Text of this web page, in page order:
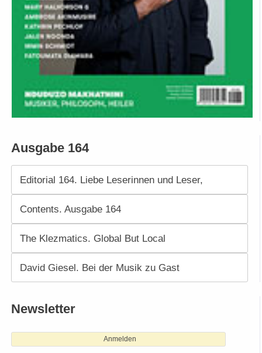
Ausgabe 164
Editorial 164. Liebe Leserinnen und Leser,
Contents. Ausgabe 164
The Klezmatics. Global But Local
David Giesel. Bei der Musik zu Gast
Newsletter
Anmelden